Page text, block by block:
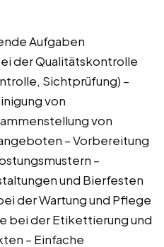
Aufgaben
der Qualitätskontrolle
Sichtprüfung) –
von
von
– Vorbereitung
–
und Bierfesten
der Wartung und Pflege
bei der Etikettierung und
– Einfache